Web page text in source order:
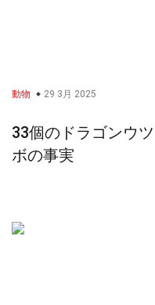
動物 29 3月 2025
33個のドラゴンウツ
ボの事実